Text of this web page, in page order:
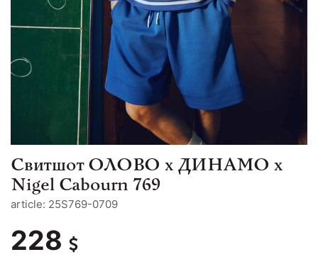
Свитшот ОЛОВО х ДИНАМО х
Nigel Cabourn 769
article: 25S769-0709
228